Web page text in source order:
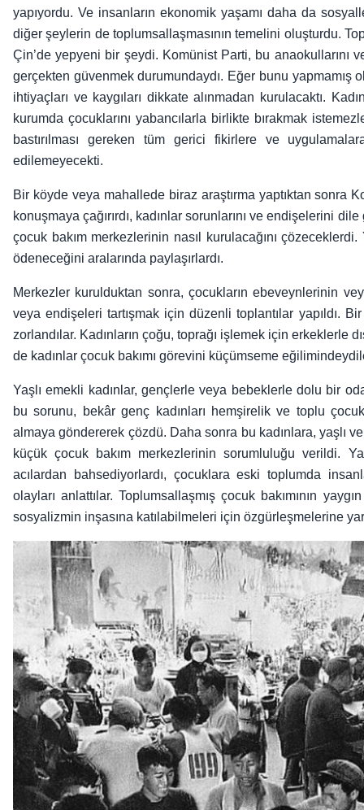
yapıyordu. Ve insanların ekonomik yaşamı daha da
diğer şeylerin de toplumsallaşmasının temelini oluşturdu.
Çin’de yepyeni bir şeydi. Komünist Parti, bu anaokullarını
gerçekten güvenmek durumundaydı. Eğer bunu yapmamış
ihtiyaçları ve kaygıları dikkate alınmadan kurulacaktı.
kurumda çocuklarını yabancılarla birlikte bırakmak
bastırılması gereken tüm gerici fikirlere ve
edilemeyecekti.
Bir köyde veya mahallede biraz araştırma yaptıktan sonra
konuşmaya çağırırdı, kadınlar sorunlarını ve endişelerini
çocuk bakım merkezlerinin nasıl kurulacağını
ödeneceğini aralarında paylaşırlardı.
Merkezler kurulduktan sonra, çocukların ebeveynlerinin
veya endişeleri tartışmak için düzenli toplantılar yapıldı.
zorlandılar. Kadınların çoğu, toprağı işlemek için erkeklerle
de kadınlar çocuk bakımı görevini küçümseme
Yaşlı emekli kadınlar, gençlerle veya bebeklerle dolu bir
bu sorunu, bekâr genç kadınları hemşirelik ve toplu
almaya göndererek çözdü. Daha sonra bu kadınlara, yaşlı
küçük çocuk bakım merkezlerinin sorumluluğu verildi.
acılardan bahsediyorlardı, çocuklara eski toplumda
olayları anlattılar. Toplumsallaşmış çocuk bakımının
sosyalizmin inşasına katılabilmeleri için özgürleşmelerine